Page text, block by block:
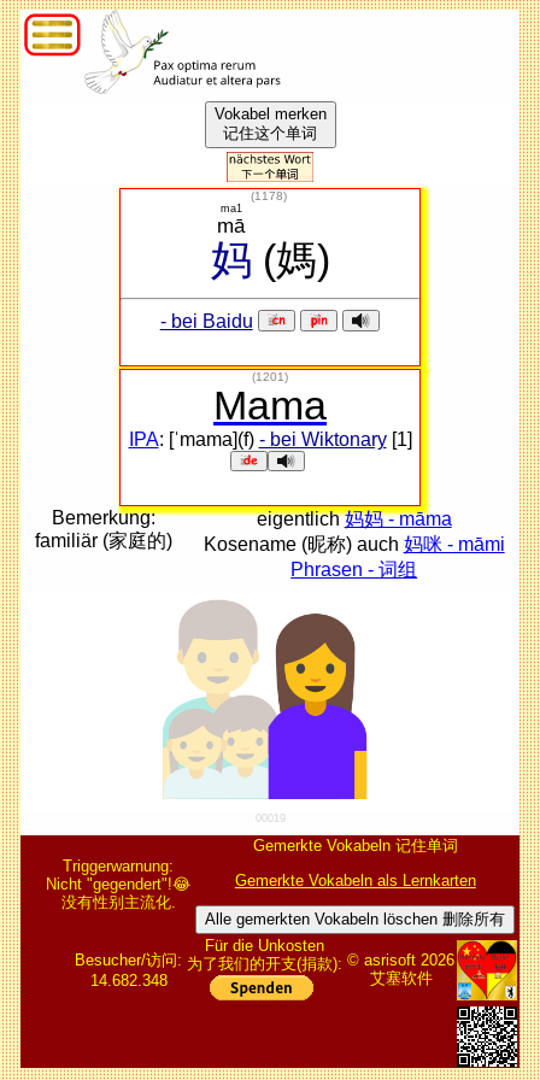
Vokabel merken
记住这个单词
(1178)
妈
mā
ma1
(媽)
- bei Baidu
(1201)
Mama
IPA: [ˈmama](f) - bei Wiktonary[1]
Bemerkung:
familiär (家庭​的)
eigentlich妈妈 - māma
Kosename (昵称) auch 妈咪 - māmi
Phrasen - 词组
00019
Triggerwarnung:
Nicht "gegendert"!😂
没有性别主流化.
Gemerkte Vokabeln 记住单词
Gemerkte Vokabeln als Lernkarten
Alle gemerkten Vokabeln löschen 删除所有
Besucher/访问:
14.682.348
Für die Unkosten
为了我们的开支(捐款): © asrisoft 2026
艾塞软件